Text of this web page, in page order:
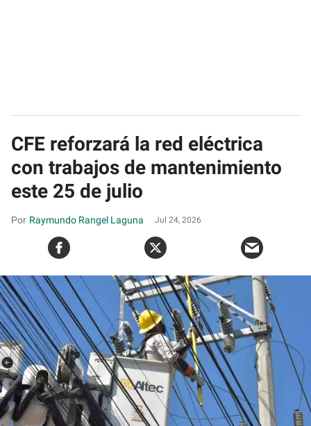
CFE reforzará la red eléctrica
con trabajos de mantenimiento
este 25 de julio
Raymundo Rangel Laguna Jul 24, 2026